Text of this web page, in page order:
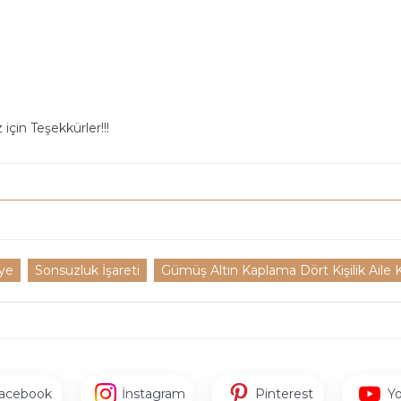
Teşekkürler!!!
Sonsuzluk İşareti Gümüş Altın Kaplama Dört Kişilik Aile
İnstagram Pinterest